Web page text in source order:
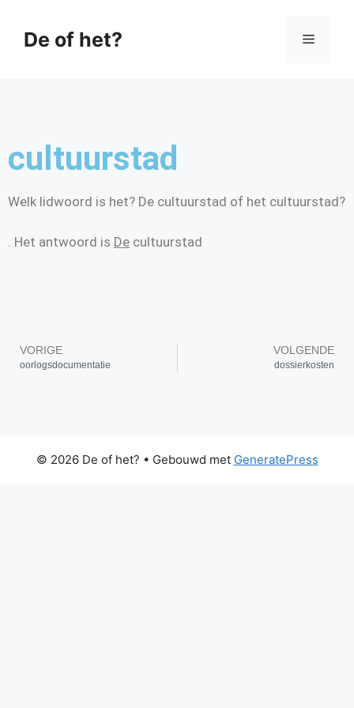
De of het?
cultuurstad
Welk lidwoord is het? De cultuurstad of het cultuurstad?
. Het antwoord is De cultuurstad
VORIGE
oorlogsdocumentatie
VOLGENDE
dossierkosten
© 2026 De of het? • Gebouwd met GeneratePress